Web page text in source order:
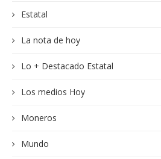
Estatal
La nota de hoy
Lo + Destacado Estatal
Los medios Hoy
Moneros
Mundo